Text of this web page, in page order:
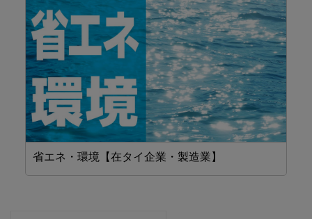
省エネ・環境【在タイ企業・製造業】